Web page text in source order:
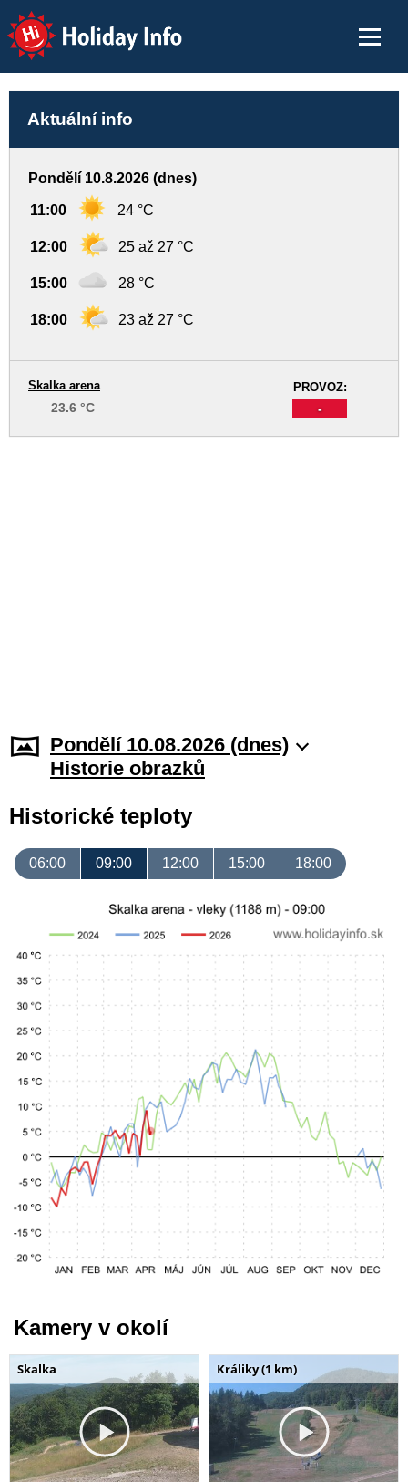
Holiday Info
Aktuální info
Pondělí 10.8.2026 (dnes)
11:00 24 °C
12:00 25 až 27 °C
15:00 28 °C
18:00 23 až 27 °C
PROVOZ:
-
Skalka arena
23.6 °C
Pondělí 10.08.2026 (dnes)
Historie obrazků
Historické teploty
06:00 09:00 12:00 15:00 18:00
Kamery v okolí
Skalka Králiky (1 km)